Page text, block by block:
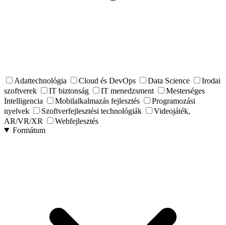
Adattechnológia Cloud és DevOps Data Science
Irodai
szoftverek
IT biztonság IT menedzsment
Mesterséges
Intelligencia
Mobilalkalmazás fejlesztés
Programozási
nyelvek
Szoftverfejlesztési technológiák
Videojáték,
AR/VR/XR
Webfejlesztés
Formátum